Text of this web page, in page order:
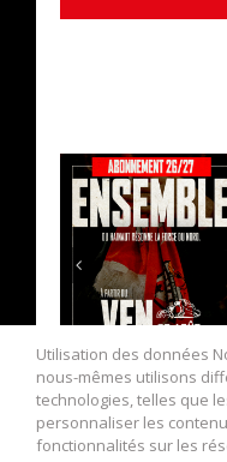
LA CAMPAGNE
D’ABONNEMENT
EST OUVERTE !
Utilisation des données
nous-mêmes utilisons
technologies, telles que
personnaliser les
fonctionnalités sur les